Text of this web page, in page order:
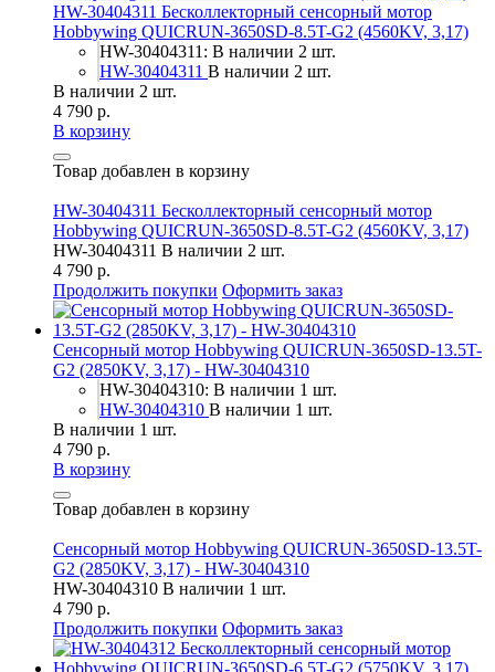
HW-30404311 Бесколлекторный сенсорный мотор
Hobbywing QUICRUN-3650SD-8.5T-G2 (4560KV, 3,17)
HW-30404311: В наличии 2 шт.
HW-30404311 В наличии 2 шт.
В наличии 2 шт.
4 790 р.
В корзину
Товар добавлен в корзину
HW-30404311 Бесколлекторный сенсорный мотор
Hobbywing QUICRUN-3650SD-8.5T-G2 (4560KV, 3,17)
HW-30404311 В наличии 2 шт.
4 790 р.
Продолжить покупки Оформить заказ
Сенсорный мотор Hobbywing QUICRUN-3650SD-13.5T-
G2 (2850KV, 3,17) - HW-30404310
HW-30404310: В наличии 1 шт.
HW-30404310 В наличии 1 шт.
В наличии 1 шт.
4 790 р.
В корзину
Товар добавлен в корзину
Сенсорный мотор Hobbywing QUICRUN-3650SD-13.5T-
G2 (2850KV, 3,17) - HW-30404310
HW-30404310 В наличии 1 шт.
4 790 р.
Продолжить покупки Оформить заказ